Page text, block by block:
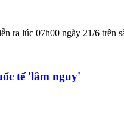
ra lúc 07h00 ngày 21/6
tế 'lâm nguy'